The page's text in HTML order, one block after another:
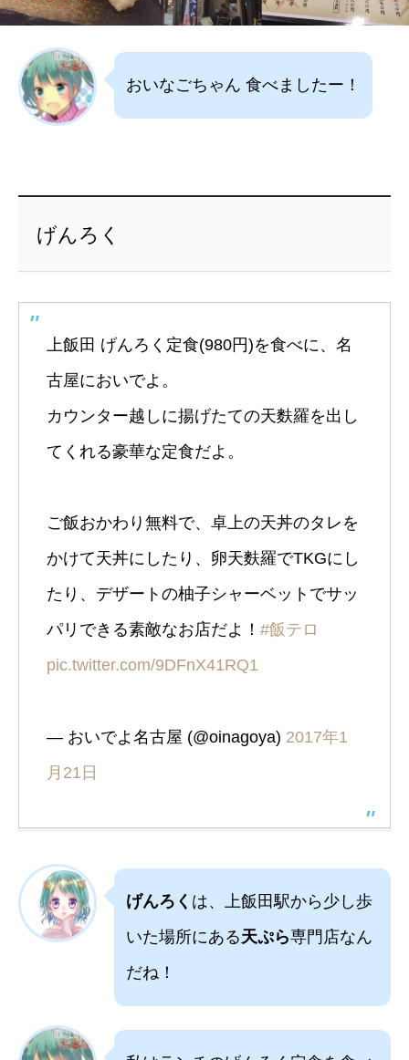
おいなごちゃん 食べましたー！
げんろく
上飯田 げんろく定食(980円)を食べに、名
古屋においでよ。
カウンター越しに揚げたての天麩羅を出し
てくれる豪華な定食だよ。
ご飯おかわり無料で、卓上の天丼のタレを
かけて天丼にしたり、卵天麩羅でTKGにし
たり、デザートの柚子シャーベットでサッ
パリできる素敵なお店だよ！ #飯テロ
pic.twitter.com/9DFnX41RQ1
— おいでよ名古屋 (@oinagoya) 2017年1
月21日
げんろく は、上飯田駅から少し歩
いた場所にある天ぷら専門店なん
だね！